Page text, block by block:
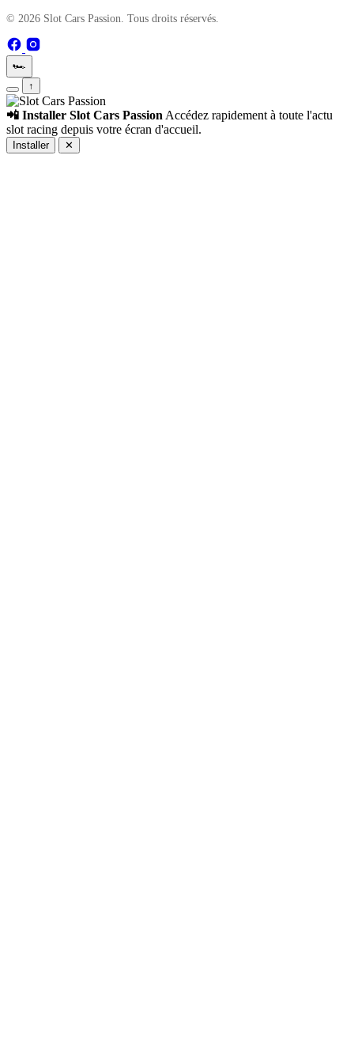
© 2026 Slot Cars Passion. Tous droits réservés.
🏎️
↑
📲 Installer Slot Cars Passion Accédez rapidement à toute l'actu
slot racing depuis votre écran d'accueil.
Installer ✕